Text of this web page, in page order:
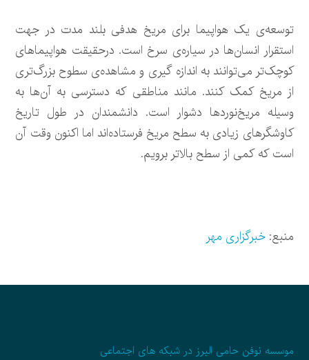
توسعه‌ی یک هواپیما برای مریخ هدفی بلند مدت در جهت
استقرار انسان‌ها در سیاره‌ی سرخ است. درحقیقت هواپیماهای
کوچک‌تر می‌توانند به اندازه گیری و مشاهده‌ی سطوح بزرگ‌تری
از مریخ کمک کنند. مانند مناطقی که دسترسی به آن‌ها به
وسیله مریخ‌نوردها دشوار است. دانشمندان در طول تاریخ
کاوشگرهای زیادی به سطح مریخ فرستاده‌اند اما اکنون وقت ‌آن
است که کمی از سطح بالاتر برویم.
منبع:خبرگزاری مهر
موسسه نوفن حامی البرز در شبکه های اجتماعی